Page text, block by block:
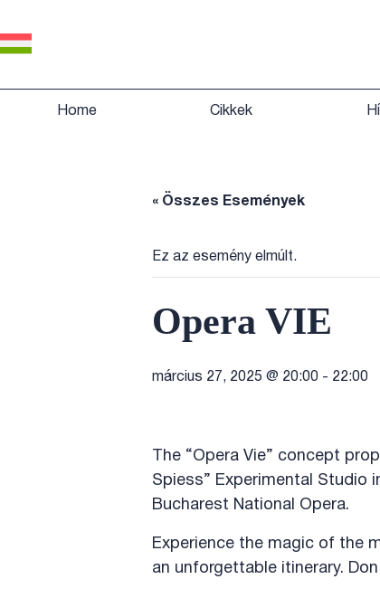
Home Cikkek
« Összes Események
Ez az esemény elmúlt.
Opera VIE
március 27, 2025 @ 20:00 - 22:00
The “Opera Vie” concept
Spiess” Experimental Studio
Bucharest National Opera.
Experience the magic of the
an unforgettable itinerary.